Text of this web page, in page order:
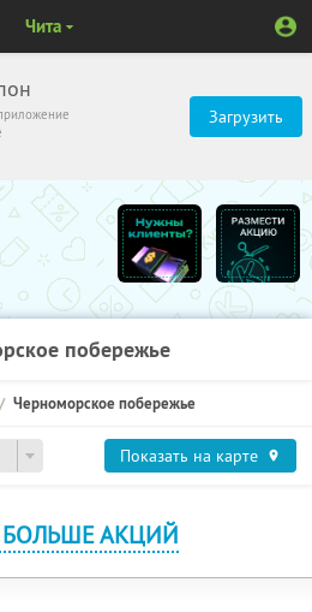
Загрузить
Чита
побережье
Черноморское побережье
Показать на карте
БОЛЬШЕ АКЦИЙ